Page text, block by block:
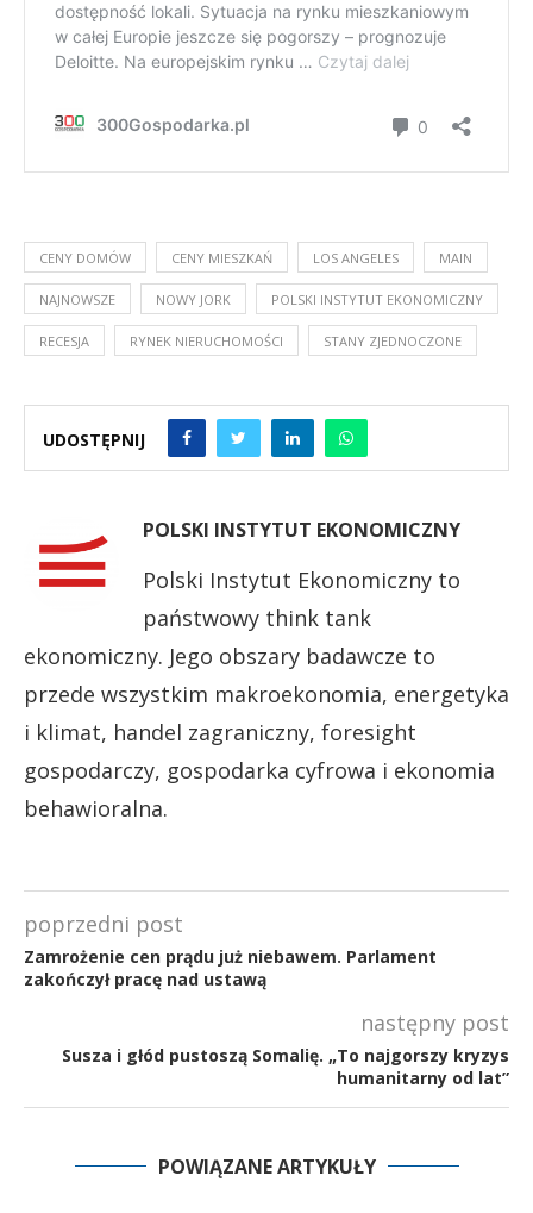
CENY DOMÓW CENY MIESZKAŃ LOS ANGELES MAIN
NAJNOWSZE NOWY JORK POLSKI INSTYTUT EKONOMICZNY
RECESJA RYNEK NIERUCHOMOŚCI STANY ZJEDNOCZONE
UDOSTĘPNIJ
POLSKI INSTYTUT EKONOMICZNY
Polski Instytut Ekonomiczny to
państwowy think tank
ekonomiczny. Jego obszary badawcze to
przede wszystkim makroekonomia, energetyka
i klimat, handel zagraniczny, foresight
gospodarczy, gospodarka cyfrowa i ekonomia
behawioralna.
poprzedni post
Zamrożenie cen prądu już niebawem. Parlament
zakończył pracę nad ustawą
następny post
Susza i głód pustoszą Somalię. „To najgorszy kryzys
humanitarny od lat”
POWIĄZANE ARTYKUŁY